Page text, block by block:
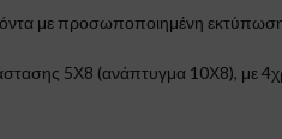
με προσωποποιημένη
5Χ8 (ανάπτυγμα 10Χ8), με